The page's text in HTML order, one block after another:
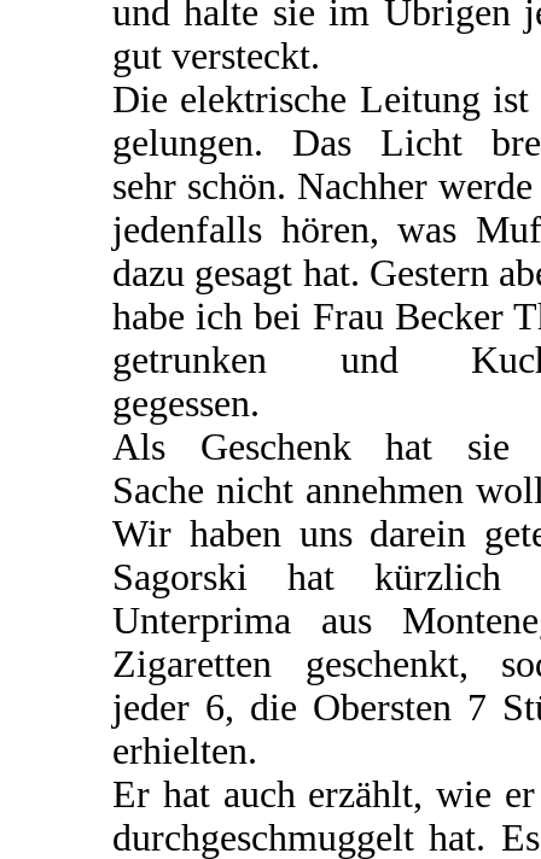
und halte sie im Übrigen
gut versteckt.
Die elektrische Leitung ist
gelungen. Das Licht
sehr schön. Nachher
jedenfalls hören, was
dazu gesagt hat. Gestern
habe ich bei Frau Becker
getrunken und
gegessen.
Als Geschenk hat sie
Sache nicht annehmen
Wir haben uns darein
Sagorski hat kürzlich
Unterprima aus
Zigaretten geschenkt,
jeder 6, die Obersten 7
erhielten.
Er hat auch erzählt, wie
durchgeschmuggelt hat.